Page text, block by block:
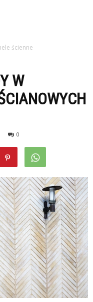
ścienne
W
0